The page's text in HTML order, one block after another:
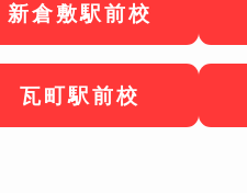
新倉敷駅前校
瓦町駅前校